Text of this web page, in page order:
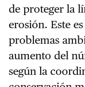
de proteger la
erosión. Este
problemas
aumento del
según la